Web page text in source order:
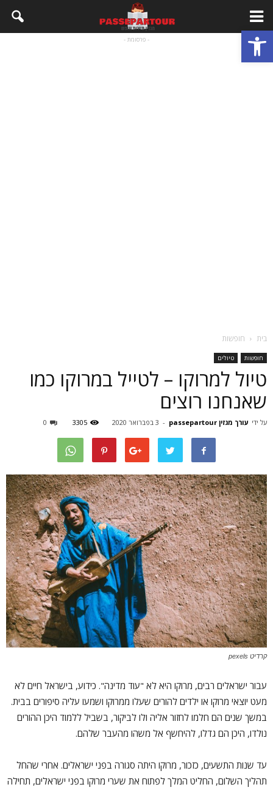
פתח סרגל נגישות - פרסומת -
בית חופשות
חופשות טיולים
טיול למרוקו – לטייל במרוקו כמו
שאנחנו רוצים
על ידי עורך מגזין passepartour - 3 בפברואר 2020 3305
0
קרדיט pexels
עבור ישראלים רבים, מרוקו היא לא "עוד מדינה". כידוע, בישראל חיים לא
מעט יוצאי מרוקו או ילדים להורים שעלו ממרוקו ושמעו עליה סיפורים בבית.
במשך שנים הם חלמו לחזור אליה ולו לביקור, בשביל ללמוד היכן ההורים
נולדו, היכן הם גדלו, להיחשף אל משהו מהעבר שלהם.
עד שנות התשעים, כזכור, מרוקו היתה סגורה בפני ישראלים. אחרי שהחל
תהליך השלום, החליט המלך לפתוח את שערי מרוקו בפני ישראלים, תחילה